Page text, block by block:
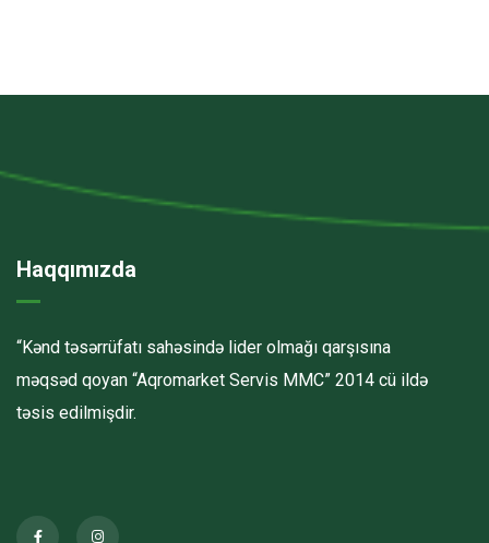
Haqqımızda
“Kənd təsərrüfatı sahəsində lider olmağı qarşısına
məqsəd qoyan “Aqromarket Servis MMC” 2014 cü ildə
təsis edilmişdir.